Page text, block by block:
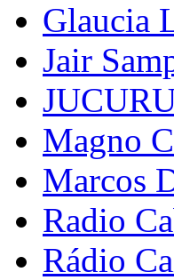
Glaucia
Jair
Magno
Marcos
Radio
Rádio